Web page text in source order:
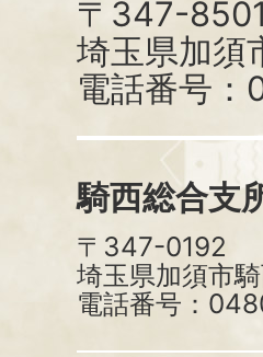
〒347-8501
埼玉県加須
電話番号：
騎西総合支
〒347-0192
埼玉県加須市
電話番号：